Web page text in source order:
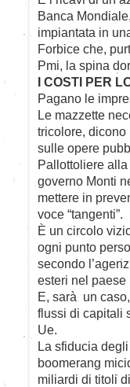
Banca
impiantata in
Forbice che,
Pmi, la spina
I COSTI PER
Pagano le
Le mazzette
tricolore,
sulle opere
Pallottoliere
governo Monti
mettere in
voce “tangenti”.
È un circolo
ogni punto
secondo
esteri nel paese
E, sarà un
flussi di capitali
Ue.
La sfiducia
boomerang
miliardi di titoli